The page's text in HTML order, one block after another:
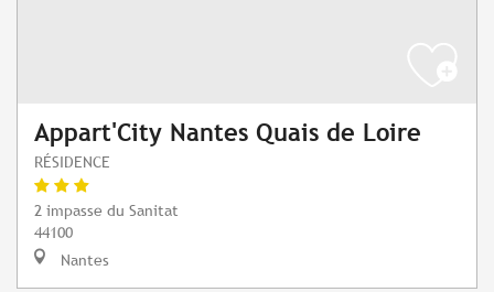
Appart'City Nantes Quais de Loire
RÉSIDENCE
2 impasse du Sanitat
44100
Nantes